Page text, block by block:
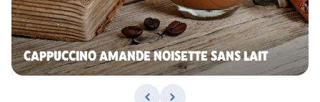
CAPPUCCINO AMANDE NOISETTE SANS LAIT